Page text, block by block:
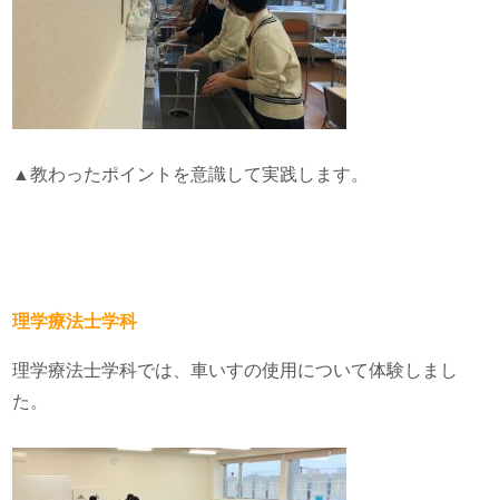
▲教わったポイントを意識して実践します。
理学療法士学科
理学療法士学科では、車いすの使用について体験しまし
た。